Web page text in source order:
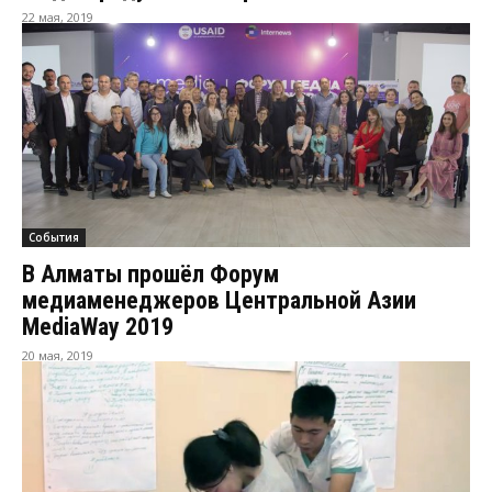
22 мая, 2019
События
В Алматы прошёл Форум
медиаменеджеров Центральной Азии
MediaWay 2019
20 мая, 2019